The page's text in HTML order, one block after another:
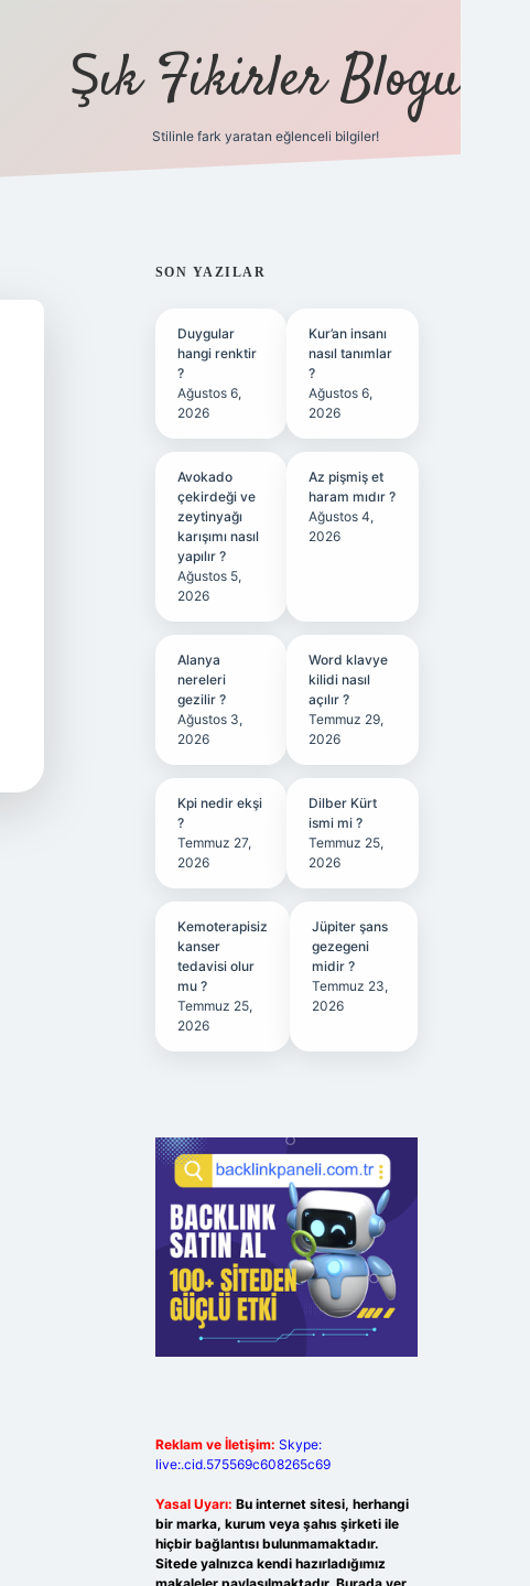
Şık Fikirler Blogu
Stilinle fark yaratan eğlenceli bilgiler!
SIDEBAR
SON YAZILAR
Duygular
hangi renktir
?
Ağustos 6,
2026
Kur’an insanı
nasıl tanımlar
?
Ağustos 6,
2026
Avokado
çekirdeği ve
zeytinyağı
karışımı nasıl
yapılır ?
Ağustos 5,
2026
Az pişmiş et
haram mıdır ?
Ağustos 4,
2026
Alanya
nereleri
gezilir ?
Ağustos 3,
2026
Word klavye
kilidi nasıl
açılır ?
Temmuz 29,
2026
Kpi nedir ekşi
?
Temmuz 27,
2026
Dilber Kürt
ismi mi ?
Temmuz 25,
2026
Kemoterapisiz
kanser
tedavisi olur
mu ?
Temmuz 25,
2026
Jüpiter şans
gezegeni
midir ?
Temmuz 23,
2026
Reklam ve İletişim: Skype:
live:.cid.575569c608265c69
Yasal Uyarı: Bu internet sitesi, herhangi
bir marka, kurum veya şahıs şirketi ile
hiçbir bağlantısı bulunmamaktadır.
Sitede yalnızca kendi hazırladığımız